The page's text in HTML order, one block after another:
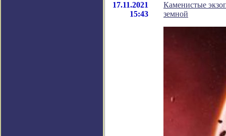
17.11.2021
15:43
Каменистые
земной